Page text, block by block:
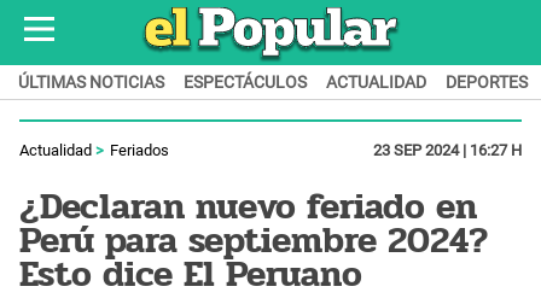
ÚLTIMAS NOTICIAS ESPECTÁCULOS ACTUALIDAD DEPORTES
Actualidad Feriados 23 SEP 2024 | 16:27 H
¿Declaran nuevo feriado en
Perú para septiembre 2024?
Esto dice El Peruano